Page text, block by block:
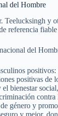
del Hombre
Teelucksingh y
referencia
del
positivas de
el bienestar
contra
género y
y mejor,